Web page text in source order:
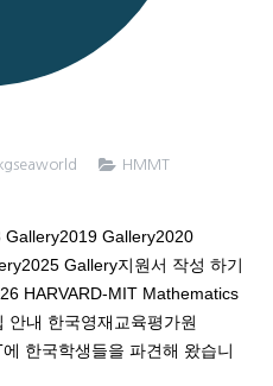
kgseaworld
HMMT
Gallery2020
Gallery지원서 작성 하기
HARVARD-MIT Mathematics
내 한국영재교육평가원
한국학생들을 파견해 왔습니